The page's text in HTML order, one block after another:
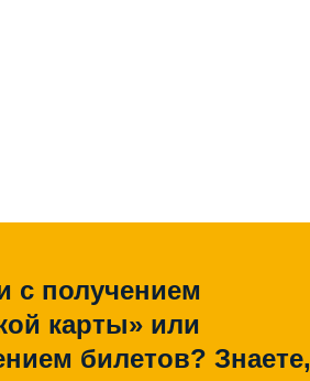
с получением
карты» или
билетов? Знаете,